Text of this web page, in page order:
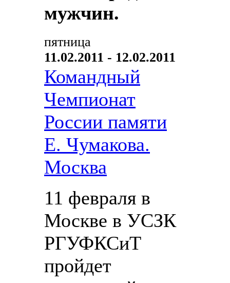
мужчин.
пятница
11.02.2011 - 12.02.2011
Командный
Чемпионат
России памяти
Е. Чумакова.
Москва
11 февраля в
Москве в УСЗК
РГУФКСиТ
пройдет